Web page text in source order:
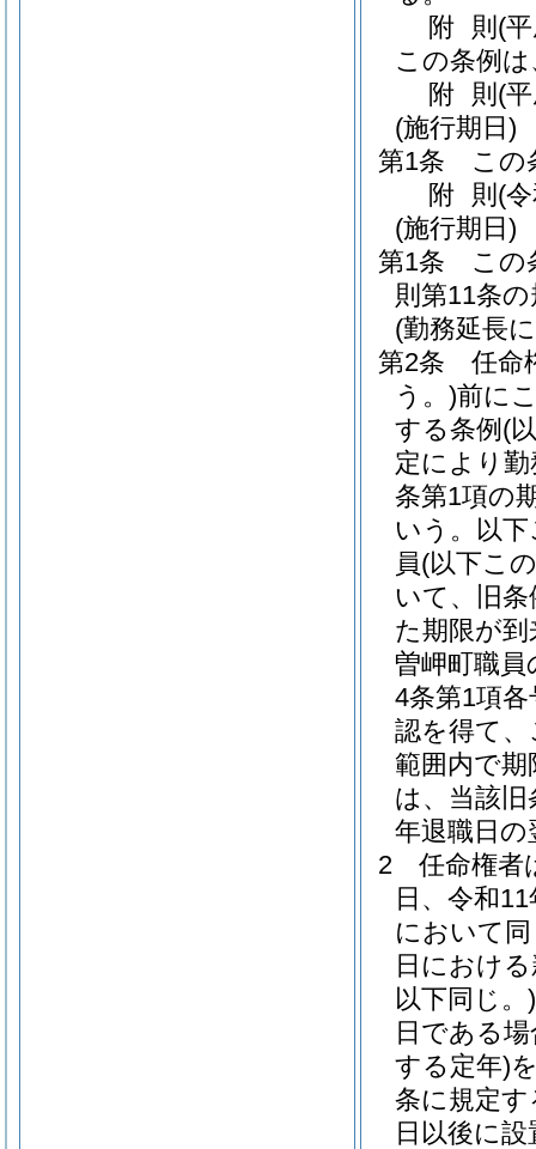
附 則 (
この条例
附 則 (
(施行期日)
第1条
この
附 則 (
(施行期日)
第1条
この
則第11条
(勤務延長
第2条
任命
う。)前に
する条例 (
定により
条第1項の
いう。以
員(以下こ
いて、旧
た期限が
曽岬町職
4条第1項
認を得て
範囲内で
は、当該
年退職日
2
任命権者
日、令和
において
日におけ
以下同じ。)
日である
する定年)
条に規定
日以後に